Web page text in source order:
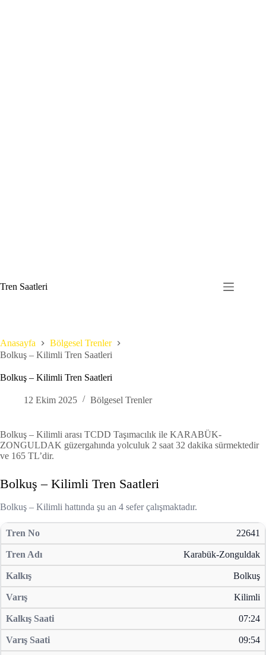
to
content
Tren Saatleri
Anasayfa
Bölgesel Trenler
Bolkuş – Kilimli Tren Saatleri
Bolkuş – Kilimli Tren Saatleri
12 Ekim 2025 Bölgesel Trenler
Bolkuş – Kilimli arası TCDD Taşımacılık ile KARABÜK-
ZONGULDAK güzergahında yolculuk 2 saat 32 dakika sürmektedir
ve 165 TL’dir.
Bolkuş – Kilimli Tren Saatleri
Bolkuş – Kilimli hattında şu an 4 sefer çalışmaktadır.
22641
Karabük-Zonguldak
Bolkuş
Kilimli
07:24
09:54